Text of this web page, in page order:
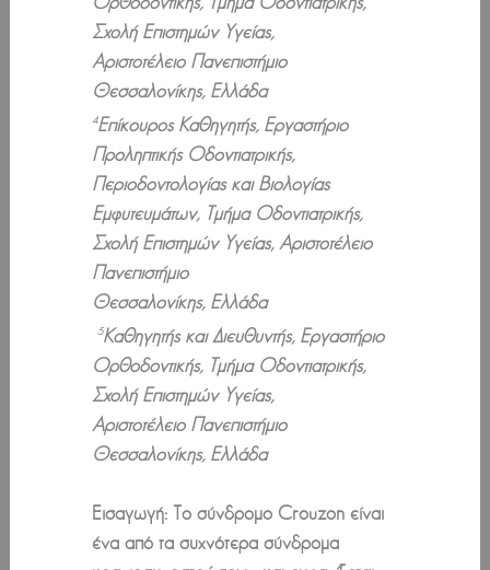
Σχολή Επιστημών Υγείας,
Αριστοτέλειο Πανεπιστήμιο
Θεσσαλονίκης, Ελλάδα
4Επίκουρος Καθηγητής, Εργαστήριο
Προληπτικής Οδοντιατρικής,
Περιοδοντολογίας και Βιολογίας
Εμφυτευμάτων, Τμήμα Οδοντιατρικής,
Σχολή Επιστημών Υγείας, Αριστοτέλειο
Πανεπιστήμιο
Θεσσαλονίκης, Ελλάδα
5Καθηγητής και Διευθυντής, Εργαστήριο
Ορθοδοντικής, Τμήμα Οδοντιατρικής,
Σχολή Επιστημών Υγείας,
Αριστοτέλειο Πανεπιστήμιο
Θεσσαλονίκης, Ελλάδα
Εισαγωγή: Το σύνδρομο Crouzon είναι
ένα από τα συχνότερα σύνδρομα